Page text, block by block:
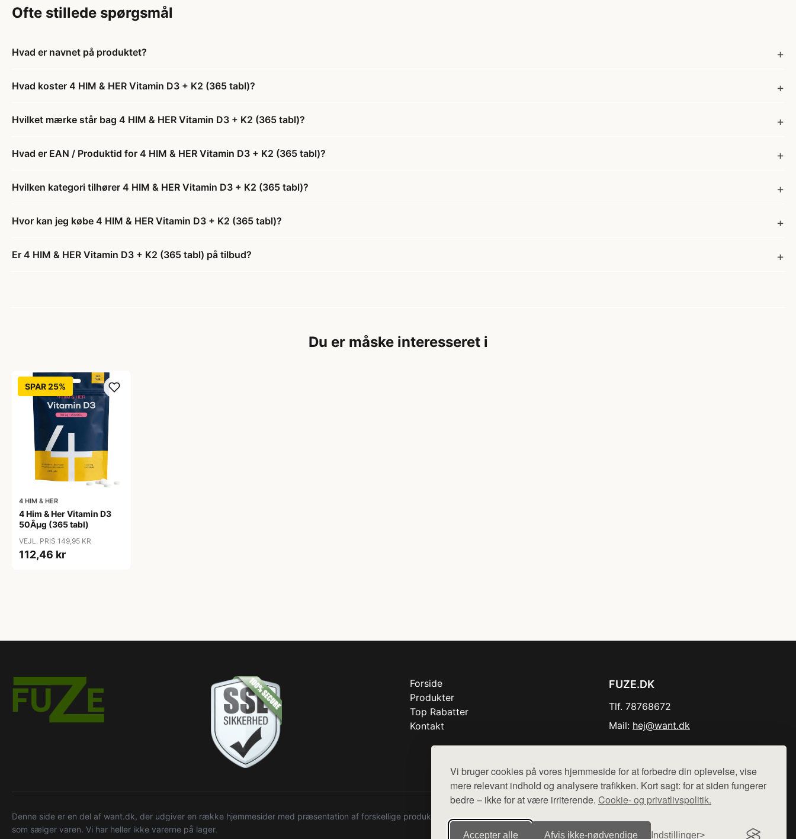
Vi bruger cookies på vores hjemmeside for at forbedre din oplevelse, vise
mere relevant indhold og analysere trafikken. Kort sagt: for at siden fungerer
bedre – ikke for at være irriterende. Cookie- og privatlivspolitik.
Accepter alle Afvis ikke‑nødvendige Indstillinger
Ofte stillede spørgsmål
Hvad er navnet på produktet?
Hvad koster 4 HIM & HER Vitamin D3 + K2 (365 tabl)?
Hvilket mærke står bag 4 HIM & HER Vitamin D3 + K2 (365 tabl)?
Hvad er EAN / Produktid for 4 HIM & HER Vitamin D3 + K2 (365 tabl)?
Hvilken kategori tilhører 4 HIM & HER Vitamin D3 + K2 (365 tabl)?
Hvor kan jeg købe 4 HIM & HER Vitamin D3 + K2 (365 tabl)?
Er 4 HIM & HER Vitamin D3 + K2 (365 tabl) på tilbud?
Du er måske interesseret i
SPAR 25%
4 HIM & HER
4 Him & Her Vitamin D3
50Âµg (365 tabl)
VEJL. PRIS 149,95 KR
112,46 kr
Forside
Produkter
Top Rabatter
Kontakt
FUZE.DK
Tlf. 78768672
Mail: hej@want.dk
Denne side er en del af want.dk, der udgiver en række hjemmesider med præsentation af forskellige produkter fra diverse webshops. Der sælges ikke varer fra denne side - vi henviser til de shops,
som sælger varen. Vi har heller ikke varerne på lager.